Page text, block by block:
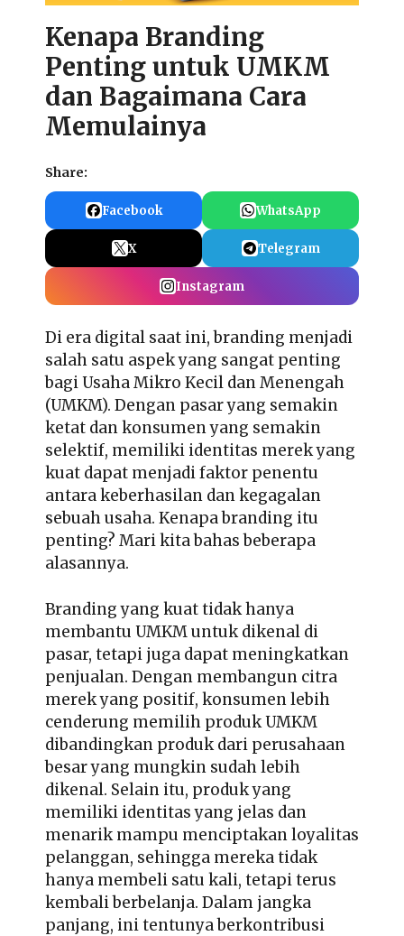
Kenapa Branding
Penting untuk UMKM
dan Bagaimana Cara
Memulainya
Share:
Facebook WhatsApp
X Telegram
Instagram
Di era digital saat ini, branding menjadi
salah satu aspek yang sangat penting
bagi Usaha Mikro Kecil dan Menengah
(UMKM). Dengan pasar yang semakin
ketat dan konsumen yang semakin
selektif, memiliki identitas merek yang
kuat dapat menjadi faktor penentu
antara keberhasilan dan kegagalan
sebuah usaha. Kenapa branding itu
penting? Mari kita bahas beberapa
alasannya.
Branding yang kuat tidak hanya
membantu UMKM untuk dikenal di
pasar, tetapi juga dapat meningkatkan
penjualan. Dengan membangun citra
merek yang positif, konsumen lebih
cenderung memilih produk UMKM
dibandingkan produk dari perusahaan
besar yang mungkin sudah lebih
dikenal. Selain itu, produk yang
memiliki identitas yang jelas dan
menarik mampu menciptakan loyalitas
pelanggan, sehingga mereka tidak
hanya membeli satu kali, tetapi terus
kembali berbelanja. Dalam jangka
panjang, ini tentunya berkontribusi